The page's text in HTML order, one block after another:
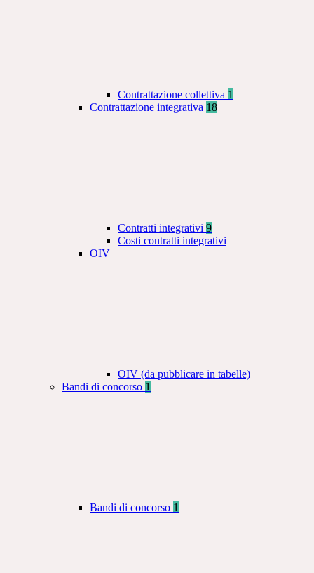
Contrattazione collettiva 1
Contrattazione integrativa 18
Contratti integrativi 9
Costi contratti integrativi
OIV
OIV (da pubblicare in tabelle)
Bandi di concorso 1
Bandi di concorso 1